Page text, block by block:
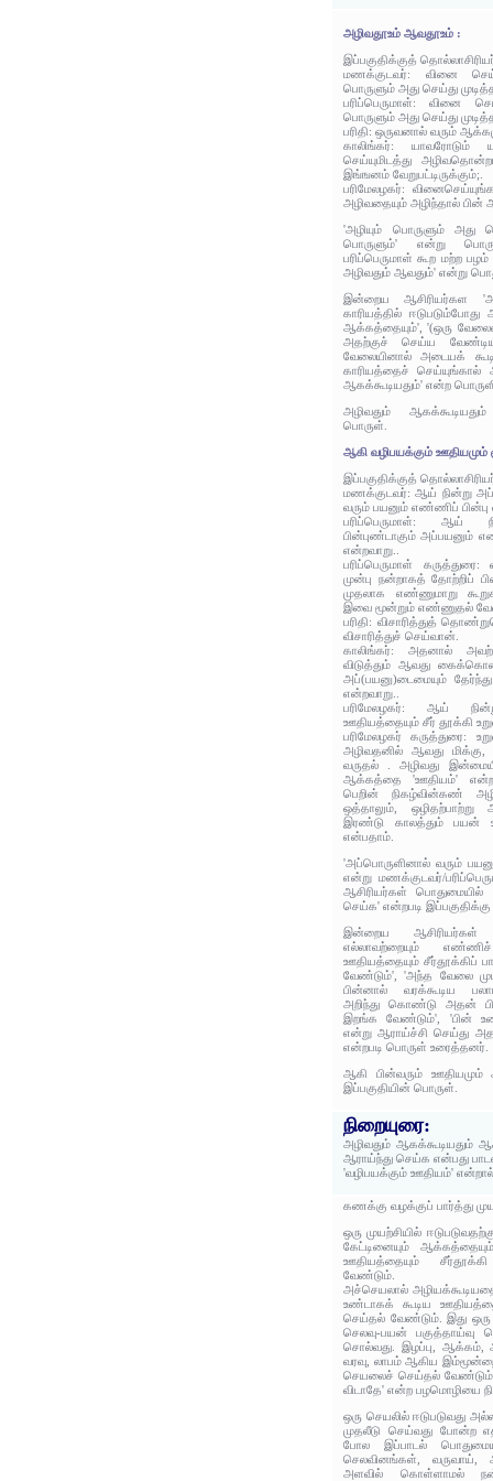
அழிவதூஉம் ஆவதூஉம் :
இப்பகுதிக்குத்
மணக்குடவர்: வினை
பொருளும் அது செய்து
பரிப்பெருமாள்: வினை
பொருளும் அது செய்து
பரிதி: ஒருவனால் வரும்
காலிங்கர்: யாவரோடும்
செய்யுமிடத்து
இங்ஙனம் வேறுபட்டிருக்கும்;.
பரிமேலழகர்:
அழிவதையும் அழிந்தால்
'அழியும் பொருளும் அது
பொருளும்' என்று
பரிப்பெருமாள் கூற மற்ற
அழிவதும் ஆவதும்' என்று
இன்றைய ஆசிரியர்கள
காரியத்தில்
ஆக்கத்தையும்', '(ஒரு
அதற்குச் செய்ய
வேலையினால் அடையக்
காரியத்தைச் செய்யுங்கால்
ஆகக்கூடியதும்' என்ற
அழிவதும்
பொருள்.
ஆகி வழிபயக்கும் ஊதியமும்
இப்பகுதிக்குத்
மணக்குடவர்: ஆய் நின்று
வரும் பயனும் எண்ணிப்
பரிப்பெருமாள்: ஆய்
பின்புண்டாகும் அப்பயனும்
என்றவாறு..
பரிப்பெருமாள்
முன்பு நன்றாகத் தோற்றிப்
முதலாக எண்ணுமாறு
இவை மூன்றும் எண்ணுதல்
பரிதி: விசாரித்துத்
விசாரித்துச் செய்வான்.
காலிங்கர்: அதனால்
விடுத்தும் ஆவது
அப்(பயனு)டைமையும்
என்றவாறு..
பரிமேலழகர்: ஆய்
ஊதியத்தையும் சீர் தூக்கி
பரிமேலழகர் கருத்துரை:
அழிவதனில் ஆவது மிக்கு,
வருதல் . அழிவது
ஆக்கத்தை 'ஊதியம்'
பெறின் நிகழ்வின்கண்
ஒத்தாலும்,
இரண்டு காலத்தும் பயன்
என்பதாம்.
'அப்பொருளினால் வரும்
என்று மணக்குடவர்/
ஆசிரியர்கள் பொதுமையில்
செய்க' என்றபடி இப்பகுதிக்கு
இன்றைய ஆசிரியர்கள்
எல்லாவற்றையும்
ஊதியத்தையும் சீர்தூக்கிப்
வேண்டும்', 'அந்த வேலை
பின்னால் வரக்கூடிய
அறிந்து கொண்டு அதன்
இறங்க வேண்டும்', 'பின்
என்று ஆராய்ச்சி செய்து
என்றபடி பொருள் உரைத்தனர்.
ஆகி பின்வரும் ஊதியமும்
இப்பகுதியின் பொருள்.
நிறையுரை:
அழிவதும் ஆகக்கூடியதும்
ஆராய்ந்து செய்க என்பது
'வழிபயக்கும் ஊதியம்'
கணக்கு வழக்குப் பார்த்து
ஒரு முயற்சியில்
கேட்டினையும்
ஊதியத்தையும்
வேண்டும்.
அச்செயலால்
உண்டாகக் கூடிய
செய்தல் வேண்டும். இது
செலவு-பயன்
சொல்வது. இழப்பு, ஆக்கம்,
வரவு, லாபம் ஆகிய
செயலைச் செய்தல்
விடாதே' என்ற பழமொழியை
ஒரு செயலில் ஈடுபடுவது
முதலீடு செய்வது போன்ற
போல இப்பாடல்
செலவினங்கள்,
அளவில் கொள்ளாமல்